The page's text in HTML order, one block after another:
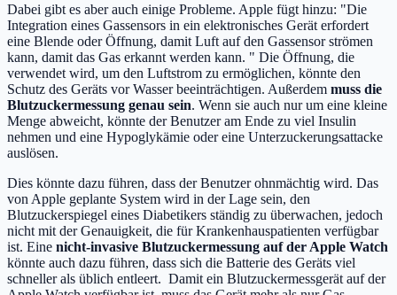
Dabei gibt es aber auch einige Probleme. Apple fügt hinzu: "Die
Integration eines Gassensors in ein elektronisches Gerät erfordert
eine Blende oder Öffnung, damit Luft auf den Gassensor strömen
kann, damit das Gas erkannt werden kann. " Die Öffnung, die
verwendet wird, um den Luftstrom zu ermöglichen, könnte den
Schutz des Geräts vor Wasser beeinträchtigen. Außerdem muss die
Blutzuckermessung genau sein. Wenn sie auch nur um eine kleine
Menge abweicht, könnte der Benutzer am Ende zu viel Insulin
nehmen und eine Hypoglykämie oder eine Unterzuckerungsattacke
auslösen.
Dies könnte dazu führen, dass der Benutzer ohnmächtig wird. Das
von Apple geplante System wird in der Lage sein, den
Blutzuckerspiegel eines Diabetikers ständig zu überwachen, jedoch
nicht mit der Genauigkeit, die für Krankenhauspatienten verfügbar
ist. Eine nicht-invasive Blutzuckermessung auf der Apple Watch
könnte auch dazu führen, dass sich die Batterie des Geräts viel
schneller als üblich entleert. Damit ein Blutzuckermessgerät auf der